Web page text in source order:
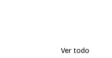
Ver todo